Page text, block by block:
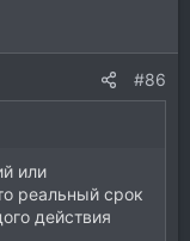
#86
или
реальный срок
действия